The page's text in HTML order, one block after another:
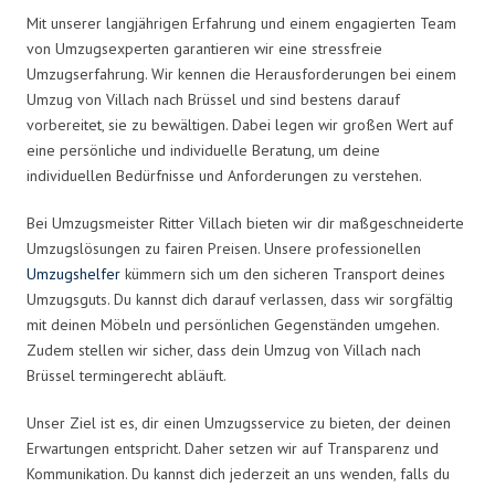
Mit unserer langjährigen Erfahrung und einem engagierten Team
von Umzugsexperten garantieren wir eine stressfreie
Umzugserfahrung. Wir kennen die Herausforderungen bei einem
Umzug von Villach nach Brüssel und sind bestens darauf
vorbereitet, sie zu bewältigen. Dabei legen wir großen Wert auf
eine persönliche und individuelle Beratung, um deine
individuellen Bedürfnisse und Anforderungen zu verstehen.
Bei Umzugsmeister Ritter Villach bieten wir dir maßgeschneiderte
Umzugslösungen zu fairen Preisen. Unsere professionellen
Umzugshelfer kümmern sich um den sicheren Transport deines
Umzugsguts. Du kannst dich darauf verlassen, dass wir sorgfältig
mit deinen Möbeln und persönlichen Gegenständen umgehen.
Zudem stellen wir sicher, dass dein Umzug von Villach nach
Brüssel termingerecht abläuft.
Unser Ziel ist es, dir einen Umzugsservice zu bieten, der deinen
Erwartungen entspricht. Daher setzen wir auf Transparenz und
Kommunikation. Du kannst dich jederzeit an uns wenden, falls du